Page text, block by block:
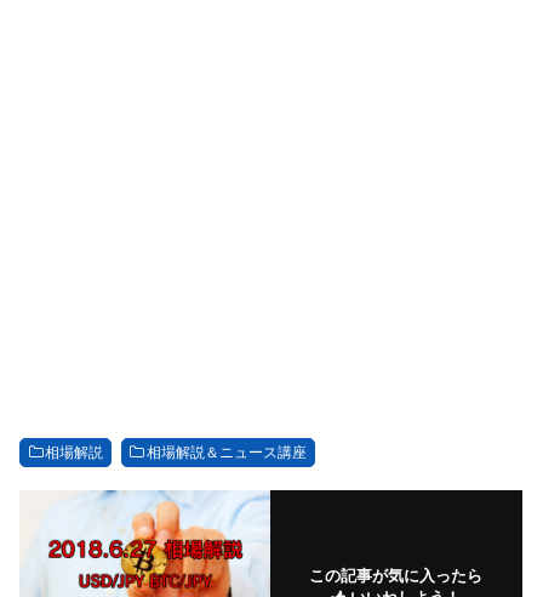
相場解説 相場解説＆ニュース講座
この記事が気に入ったら